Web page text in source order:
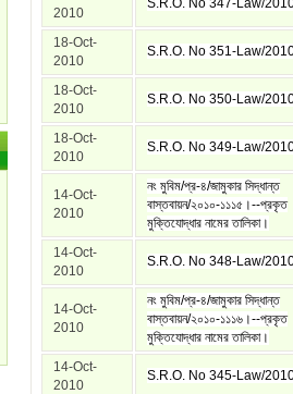
2010
S.R.O. No 347-Law/
18-Oct-
2010
S.R.O. No 351-Law/
18-Oct-
2010
S.R.O. No 350-Law/
18-Oct-
2010
S.R.O. No 349-Law/
14-Oct-
2010
নং মুবিম/প্র-৪/জামুকার সিদ্ধান্ত
বাস্তবায়ন/২০১০-১১১৫।--প্রকৃত
মুক্তিযোদ্ধার নামের তালিকা।
14-Oct-
2010
S.R.O. No 348-Law/
14-Oct-
2010
নং মুবিম/প্র-৪/জামুকার সিদ্ধান্ত
বাস্তবায়ন/২০১০-১১১৬।--প্রকৃত
মুক্তিযোদ্ধার নামের তালিকা।
14-Oct-
2010
S.R.O. No 345-Law/